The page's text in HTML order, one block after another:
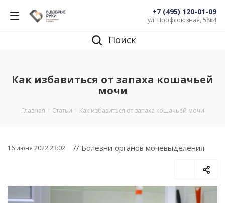
+7 (495) 120-01-09
ул. Профсоюзная, 58к4
Поиск
Как избавиться от запаха кошачьей
мочи
Главная - Статьи - Как избавиться от запаха кошачьей мочи
16 июня 2022 23:02 // Болезни органов мочевыделения